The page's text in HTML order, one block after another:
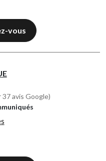
vous
37 avis Google)